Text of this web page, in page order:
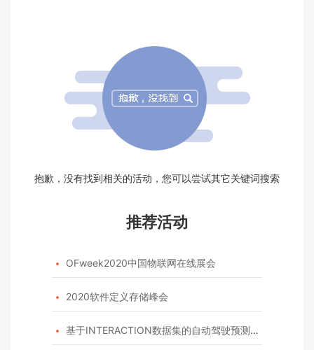
抱歉，没有找到相关的活动，您可以尝试其它关键词搜索
推荐活动
 OFweek2020中国物联网在线展会
 2020软件定义存储峰会
 基于INTERACTION数据集的自动驾驶预测模型挑战赛